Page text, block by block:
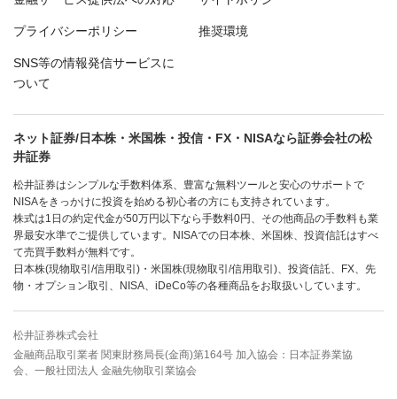
プライバシーポリシー 推奨環境
SNS等の情報発信サービスに
ついて
ネット証券/日本株・米国株・投信・FX・NISAなら証券会社の松
井証券
松井証券はシンプルな手数料体系、豊富な無料ツールと安心のサポートで
NISAをきっかけに投資を始める初心者の方にも支持されています。
株式は1日の約定代金が50万円以下なら手数料0円、その他商品の手数料も業
界最安水準でご提供しています。NISAでの日本株、米国株、投資信託はすべ
て売買手数料が無料です。
日本株(現物取引/信用取引)・米国株(現物取引/信用取引)、投資信託、FX、先
物・オプション取引、NISA、iDeCo等の各種商品をお取扱いしています。
松井証券株式会社
金融商品取引業者 関東財務局長(金商)第164号 加入協会：日本証券業協
会、一般社団法人 金融先物取引業協会